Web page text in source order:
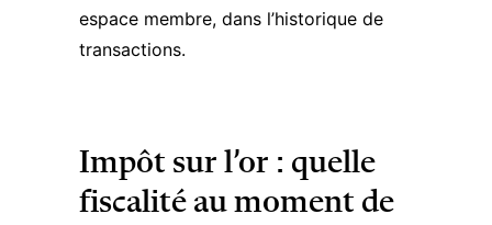
espace membre, dans l’historique de
transactions.
Impôt sur l’or : quelle
fiscalité au moment de